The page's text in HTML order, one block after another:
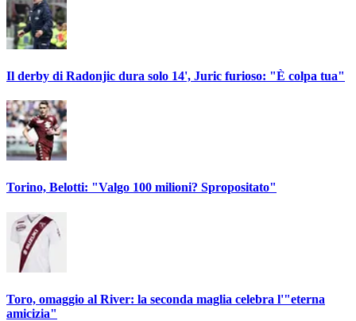
Il derby di Radonjic dura solo 14', Juric furioso: "È colpa tua"
Torino, Belotti: "Valgo 100 milioni? Spropositato"
Toro, omaggio al River: la seconda maglia celebra l'"eterna
amicizia"